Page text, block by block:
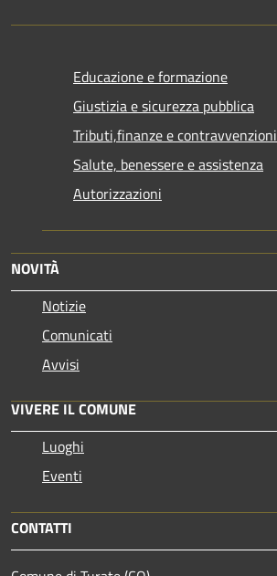
Educazione e formazione
Giustizia e sicurezza pubblica
Tributi,finanze e contravvenzioni
Salute, benessere e assistenza
Autorizzazioni
NOVITÀ
Notizie
Comunicati
Avvisi
VIVERE IL COMUNE
Luoghi
Eventi
CONTATTI